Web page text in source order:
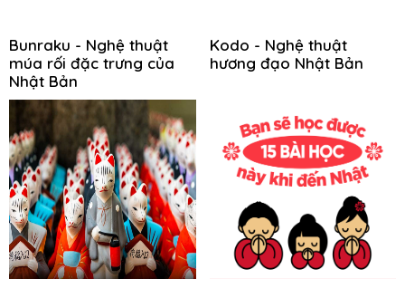
Bunraku - Nghệ thuật
múa rối đặc trưng của
Nhật Bản
Kodo - Nghệ thuật
hương đạo Nhật Bản